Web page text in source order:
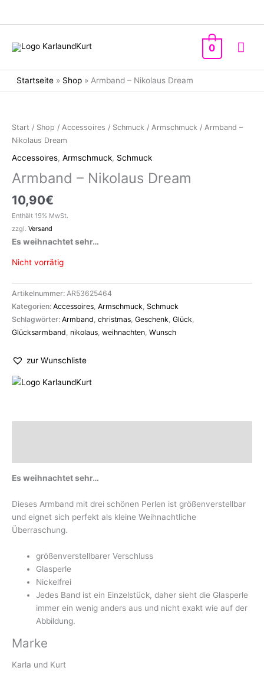
0
Startseite » Shop » Armband – Nikolaus Dream
Start / Shop / Accessoires / Schmuck / Armschmuck / Armband –
Nikolaus Dream
Accessoires, Armschmuck, Schmuck
Armband – Nikolaus Dream
10,90€
Enthält 19% MwSt.
zzgl. Versand
Es weihnachtet sehr…
Nicht vorrätig
Artikelnummer: AR53625464
Kategorien: Accessoires, Armschmuck, Schmuck
Schlagwörter: Armband, christmas, Geschenk, Glück,
Glücksarmband, nikolaus, weihnachten, Wunsch
zur Wunschliste
Es weihnachtet sehr…
Dieses Armband mit drei schönen Perlen ist größenverstellbar
und eignet sich perfekt als kleine Weihnachtliche
Überraschung.
größenverstellbarer Verschluss
Glasperle
Nickelfrei
Jedes Band ist ein Einzelstück, daher sieht die Glasperle
immer ein wenig anders aus und nicht exakt wie auf der
Abbildung.
Marke
Karla und Kurt